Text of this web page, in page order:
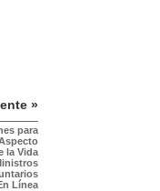
»
para
la Vida
Línea